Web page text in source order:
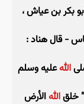
بكر بن عياش ،
- قال هناد :
اللهعليه وسلم
خلقاللهالأرض